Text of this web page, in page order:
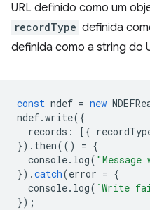
URL definido como um
recordType definida
definida como a string do
const ndef = new
ndef.write({
records : [{
}). then(() = {
console. log(
}).catch(error = {
console. log( `Write
});